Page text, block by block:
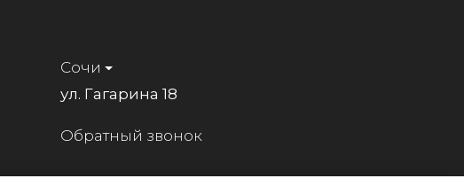
Сочи
ул. Гагарина 18
Обратный звонок